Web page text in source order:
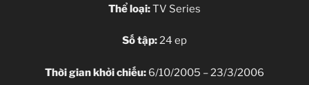
Thể loại:TV Series
Số tập:24 ep
Thời gian khởi chiếu: 6/10/2005 – 23/3/2006